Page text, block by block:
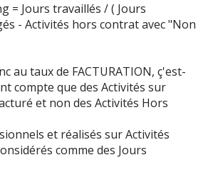
= Jours travaillés / ( Jours
- Activités hors contrat avec "Non
au taux de FACTURATION, ç'est-
compte que des Activités sur
et non des Activités Hors
et réalisés sur Activités
comme des Jours